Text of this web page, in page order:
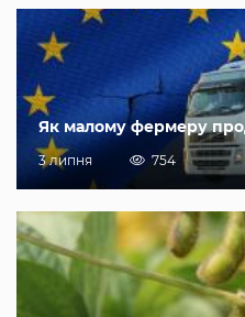
Як малому фермеру
3 липня 754